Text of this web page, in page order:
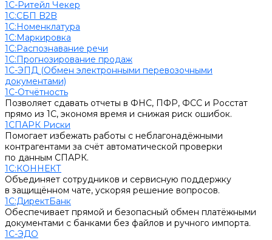
1С-Ритейл Чекер
1С:СБП B2B
1С:Номенклатура
1С:Маркировка
1С:Распознавание речи
1С:Прогнозирование продаж
1С-ЭПД (Обмен электронными перевозочными
документами)
1С-Отчётность
Позволяет сдавать отчеты в ФНС, ПФР, ФСС и Росстат
прямо из 1С, экономя время и снижая риск ошибок.
1СПАРК Риски
Помогает избежать работы с неблагонадёжными
контрагентами за счёт автоматической проверки
по данным СПАРК.
1С:КОННЕКТ
Объединяет сотрудников и сервисную поддержку
в защищённом чате, ускоряя решение вопросов.
1С:ДиректБанк
Обеспечивает прямой и безопасный обмен платёжными
документами с банками без файлов и ручного импорта.
1С-ЭДО